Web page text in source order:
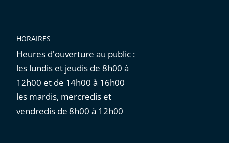
HORAIRES
Heures d'ouverture au public :
les lundis et jeudis de 8h00 à
12h00 et de 14h00 à 16h00
les mardis, mercredis et
vendredis de 8h00 à 12h00